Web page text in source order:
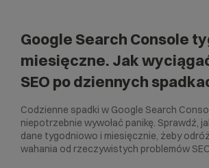
Google Search Console
miesięczne. Jak
SEO po dziennych
Codzienne spadki w Google Search
niepotrzebnie wywołać panikę. Sprawdź,
dane tygodniowo i miesięcznie, żeby
wahania od rzeczywistych problemów